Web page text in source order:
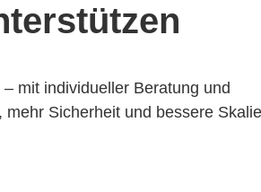
mit individueller Beratung und
Sicherheit und bessere